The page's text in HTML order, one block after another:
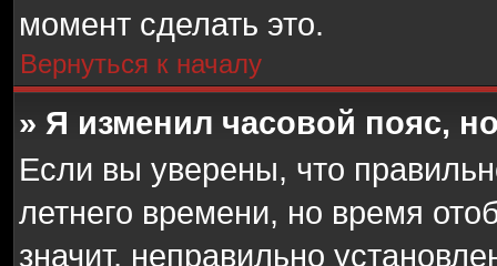
момент сделать это.
Вернуться к началу
» Я изменил часовой пояс,
Если вы уверены, что
летнего времени, но время
значит, неправильно